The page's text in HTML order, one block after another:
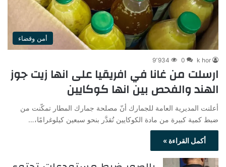
أمن وقضاء
k hor
0 9٬934
ارسلت من غانا في افريقيا على انها زيت جوز
الهند والفحص بين انها كوكايين
أعلنت المديرية العامة للجمارك أنّ مصلحة جمارك المطار تمكّنت من
ضبط كمية كبيرة من مادة الكوكايين تُقدَّر بنحو سبعين كيلوغرامًا،…
أكمل القراءة »